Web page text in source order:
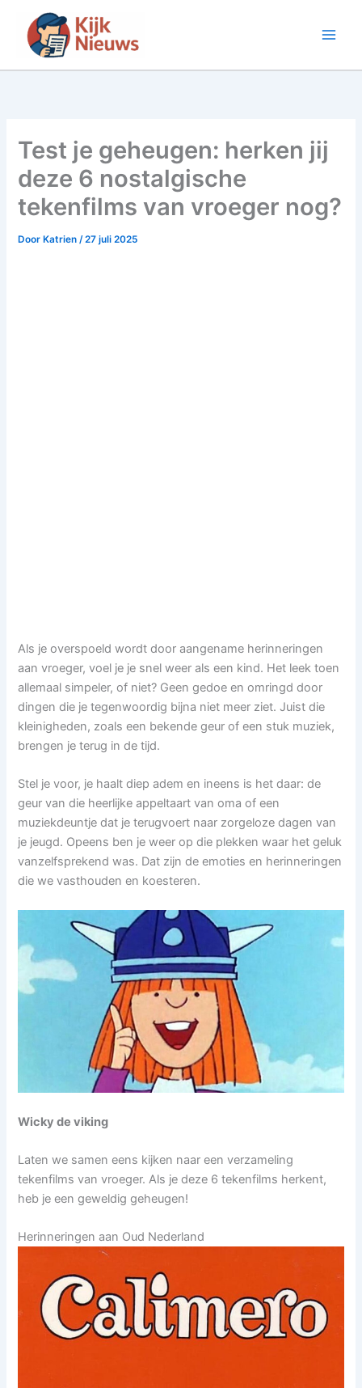
inhoud
Test je geheugen: herken jij
deze 6 nostalgische
tekenfilms van vroeger nog?
Door Katrien/27 juli 2025
Als je overspoeld wordt door aangename herinneringen
aan vroeger, voel je je snel weer als een kind. Het leek toen
allemaal simpeler, of niet? Geen gedoe en omringd door
dingen die je tegenwoordig bijna niet meer ziet. Juist die
kleinigheden, zoals een bekende geur of een stuk muziek,
brengen je terug in de tijd.
Stel je voor, je haalt diep adem en ineens is het daar: de
geur van die heerlijke appeltaart van oma of een
muziekdeuntje dat je terugvoert naar zorgeloze dagen van
je jeugd. Opeens ben je weer op die plekken waar het geluk
vanzelfsprekend was. Dat zijn de emoties en herinneringen
die we vasthouden en koesteren.
Wicky de viking
Laten we samen eens kijken naar een verzameling
tekenfilms van vroeger. Als je deze 6 tekenfilms herkent,
heb je een geweldig geheugen!
Herinneringen aan Oud Nederland